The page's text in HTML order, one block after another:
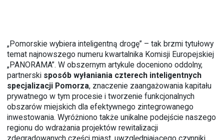
„Pomorskie wybiera inteligentną drogę” – tak brzmi tytułowy
temat najnowszego numeru kwartalnika Komisji Europejskiej
„PANORAMA”. W obszernym artykule doceniono oddolny,
partnerski sposób wyłaniania czterech inteligentnych
specjalizacji Pomorza, znaczenie zaangażowania kapitału
prywatnego w tym procesie i tworzenie funkcjonalnych
obszarów miejskich dla efektywnego zintegrowanego
inwestowania. Wyróżniono także unikalne podejście naszego
regionu do wdrażania projektów rewitalizacji